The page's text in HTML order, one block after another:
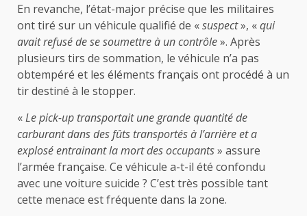
En revanche, l’état-major précise que les militaires
ont tiré sur un véhicule qualifié de «suspect», «qui
avait refusé de se soumettre à un contrôle». Après
plusieurs tirs de sommation, le véhicule n’a pas
obtempéré et les éléments français ont procédé à un
tir destiné à le stopper.
«Le pick-up transportait une grande quantité de
carburant dans des fûts transportés à l’arrière et a
explosé entrainant la mort des occupants» assure
l’armée française. Ce véhicule a-t-il été confondu
avec une voiture suicide ? C’est très possible tant
cette menace est fréquente dans la zone.